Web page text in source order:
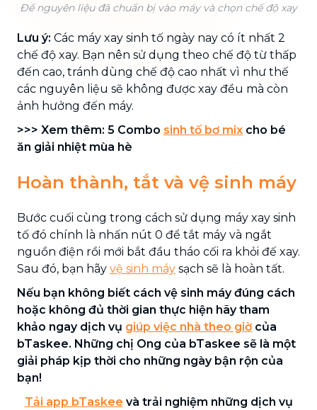
Để nguyên liệu đã chuẩn bị vào máy và chọn chế độ xay
Lưu ý: Các máy xay sinh tố ngày nay có ít nhất 2
chế độ xay. Bạn nên sử dụng theo chế độ từ thấp
đến cao, tránh dùng chế độ cao nhất vì như thế
các nguyên liệu sẽ không được xay đều mà còn
ảnh hưởng đến máy.
>>> Xem thêm: 5 Combo sinh tố bơ mix cho bé
ăn giải nhiệt mùa hè
Hoàn thành, tắt và vệ sinh máy
Bước cuối cùng trong cách sử dụng máy xay sinh
tố đó chính là nhấn nút 0 để tắt máy và ngắt
nguồn điện rồi mới bắt đầu tháo cối ra khỏi đế xay.
Sau đó, bạn hãy vệ sinh máy sạch sẽ là hoàn tất.
Nếu bạn không biết cách vệ sinh máy đúng cách
hoặc không đủ thời gian thực hiện hãy tham
khảo ngay dịch vụ giúp việc nhà theo giờ của
bTaskee. Những chị Ong của bTaskee sẽ là một
giải pháp kịp thời cho những ngày bận rộn của
bạn!
Tải app bTaskee và trải nghiệm những dịch vụ